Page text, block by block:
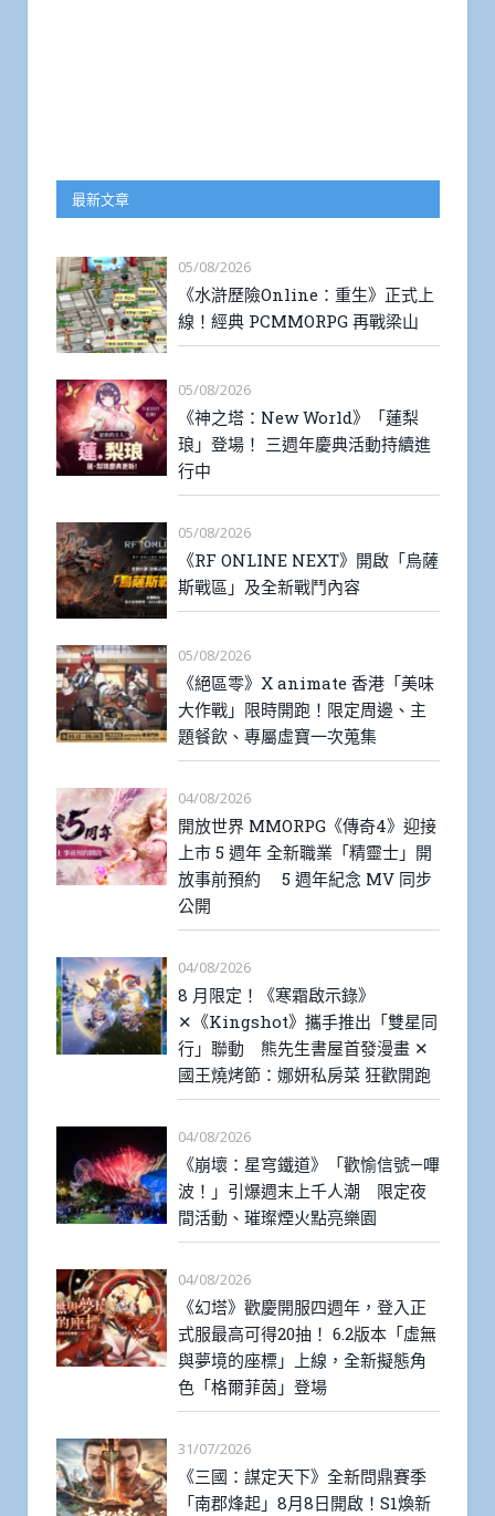
最新文章
05/08/2026
《水滸歷險Online：重生》正式上
線！經典 PCMMORPG 再戰梁山
05/08/2026
《神之塔：New World》「蓮梨
琅」登場！ 三週年慶典活動持續進
行中
05/08/2026
《RF ONLINE NEXT》開啟「烏薩
斯戰區」及全新戰鬥內容
05/08/2026
《絕區零》X animate 香港「美味
大作戰」限時開跑！限定周邊、主
題餐飲、專屬虛寶一次蒐集
04/08/2026
開放世界 MMORPG《傳奇4》迎接
上市 5 週年 全新職業「精靈士」開
放事前預約 5 週年紀念 MV 同步
公開
04/08/2026
8 月限定！《寒霜啟示錄》
✕《Kingshot》攜手推出「雙星同
行」聯動 熊先生書屋首發漫畫 ✕
國王燒烤節：娜妍私房菜 狂歡開跑
04/08/2026
《崩壞：星穹鐵道》「歡愉信號—嗶
波！」引爆週末上千人潮 限定夜
間活動、璀璨煙火點亮樂園
04/08/2026
《幻塔》歡慶開服四週年，登入正
式服最高可得20抽！ 6.2版本「虛無
與夢境的座標」上線，全新擬態角
色「格爾菲茵」登場
31/07/2026
《三國：謀定天下》全新問鼎賽季
「南郡烽起」8月8日開啟！S1煥新